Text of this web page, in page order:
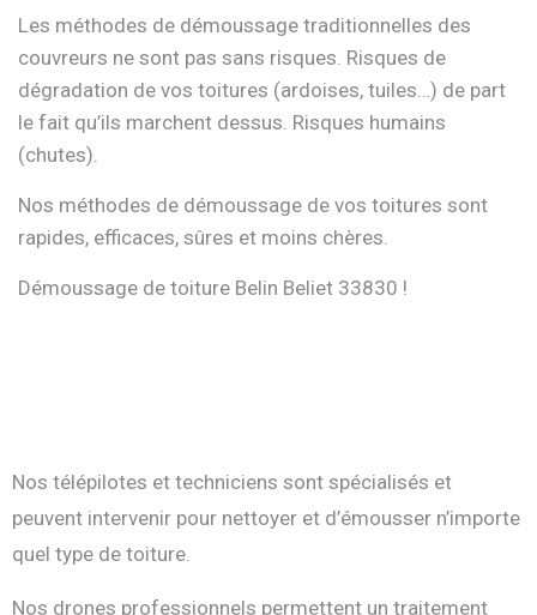
Les méthodes de démoussage traditionnelles des
couvreurs ne sont pas sans risques. Risques de
dégradation de vos toitures (ardoises, tuiles…) de part
le fait qu’ils marchent dessus. Risques humains
(chutes).
Nos méthodes de démoussage de vos toitures sont
rapides, efficaces, sûres et moins chères.
Démoussage de toiture Belin Beliet 33830 !
Nos télépilotes et techniciens sont spécialisés et
peuvent intervenir pour nettoyer et d’émousser n’importe
quel type de toiture.
Nos drones professionnels permettent un traitement